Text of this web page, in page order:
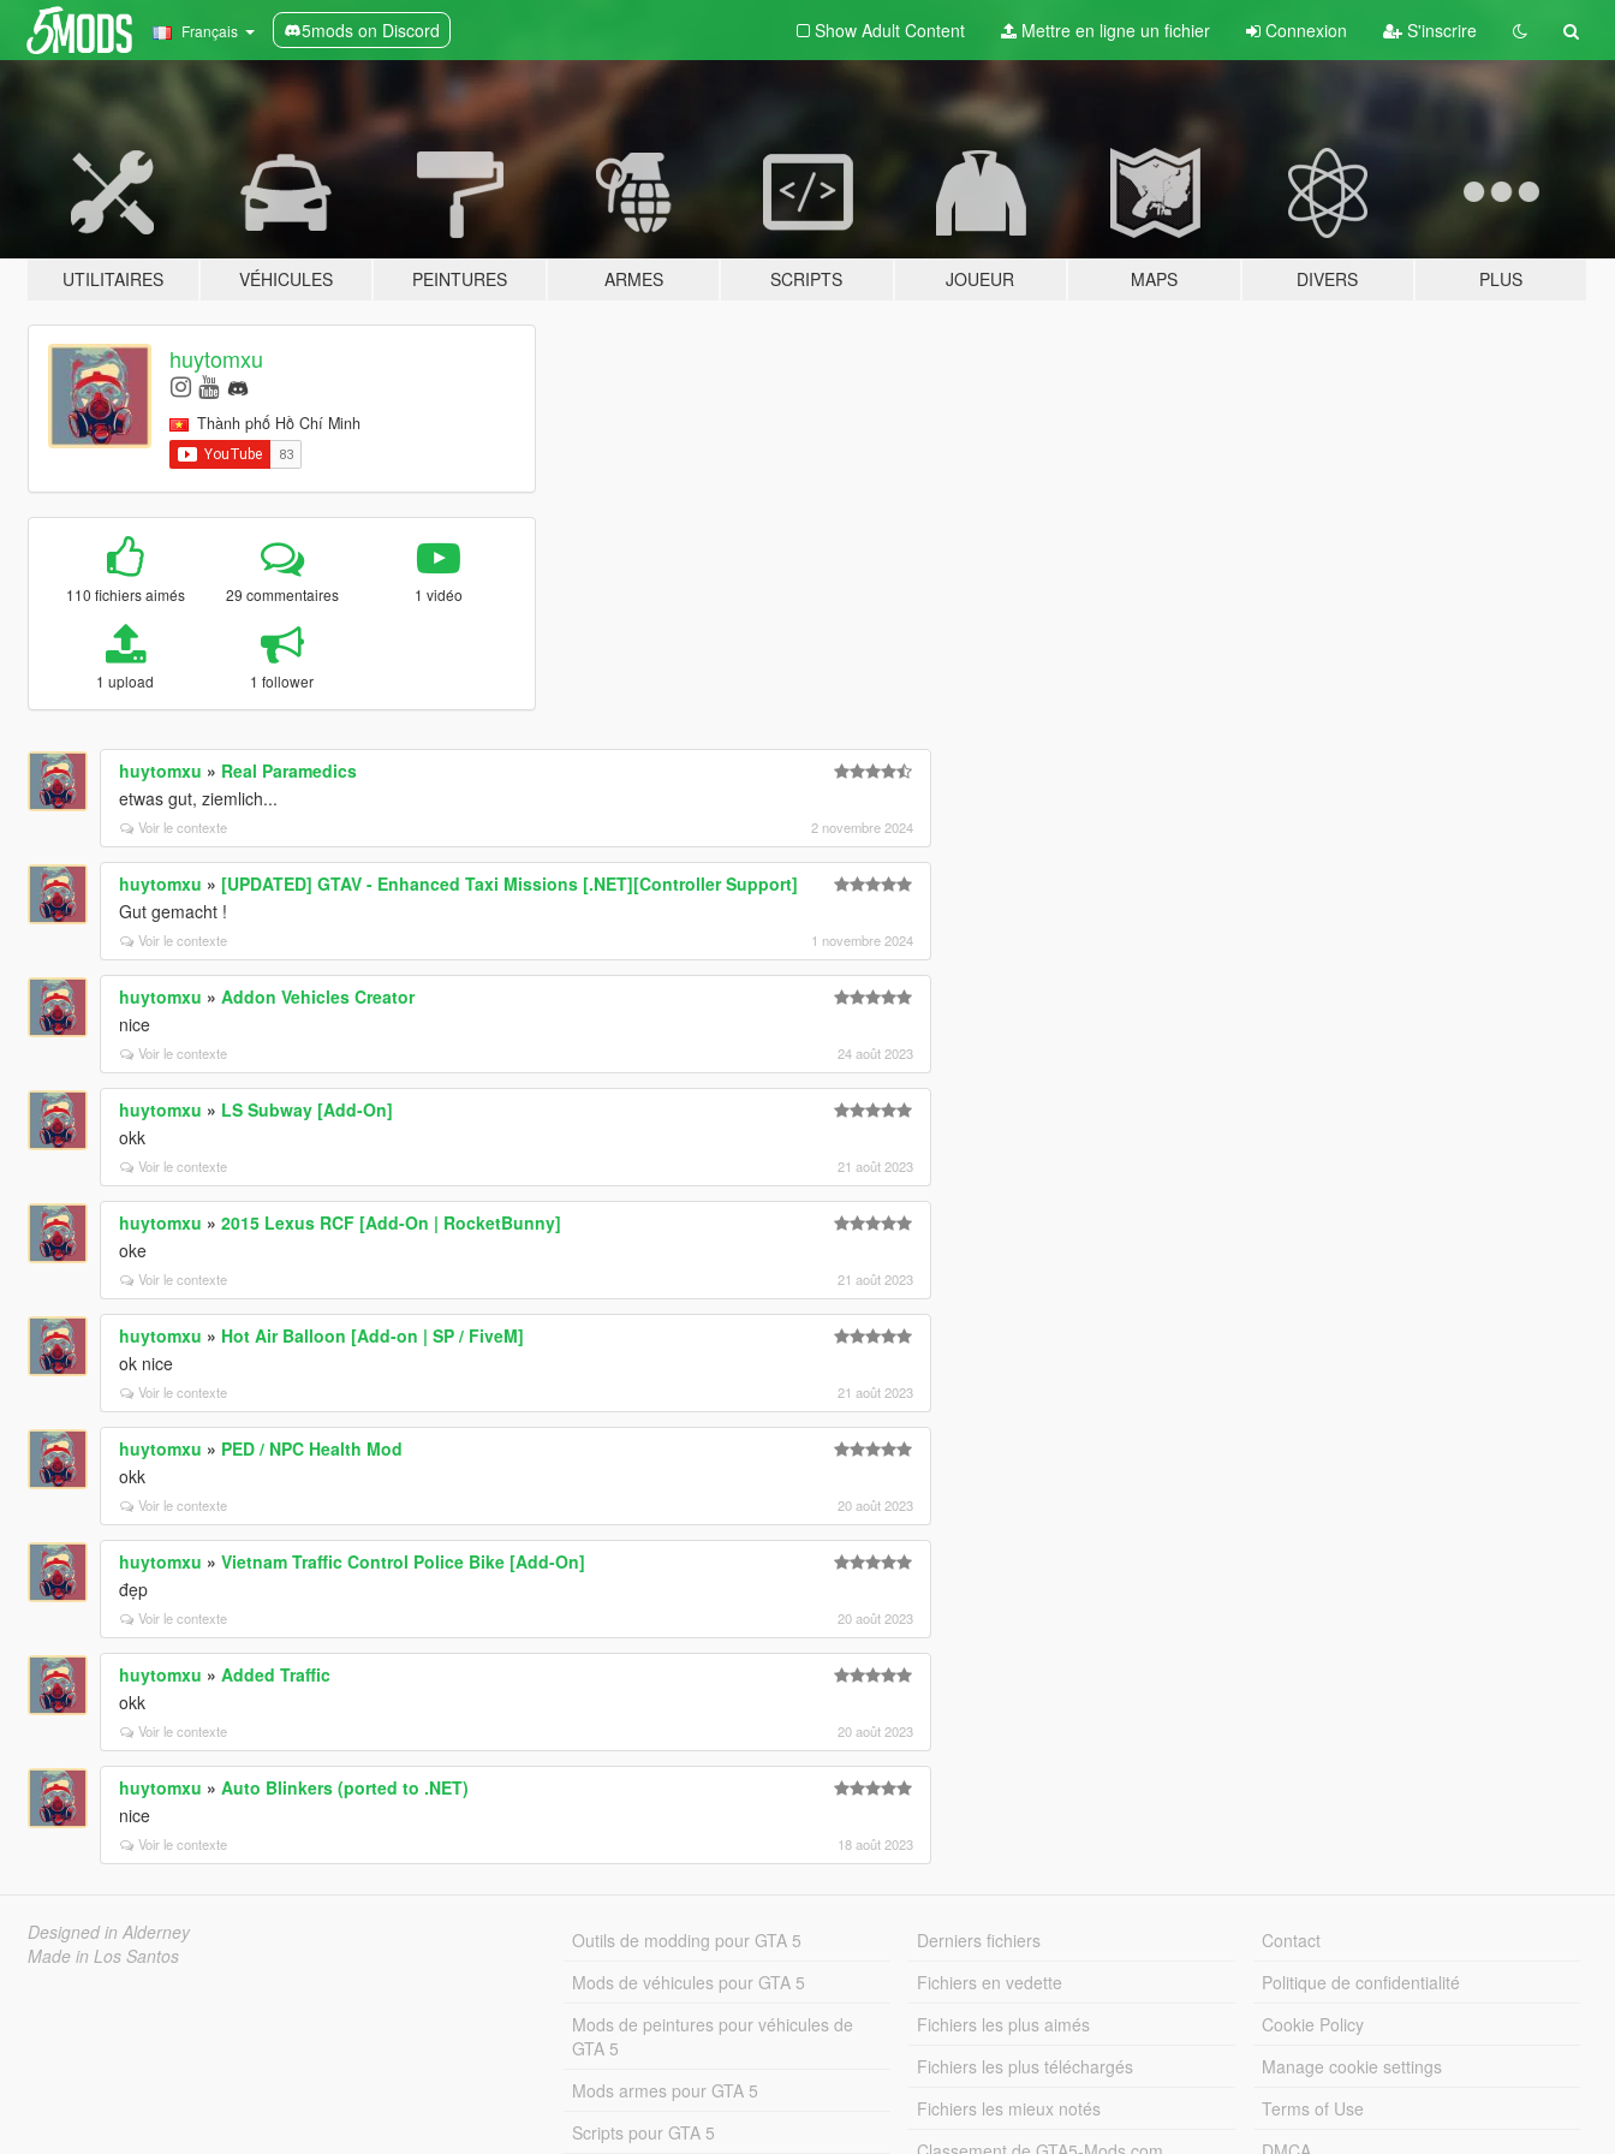
Français 5mods on Discord Show Adult Content Mettre en ligne un fichier Connexion S'inscrire
UTILITAIRES VÉHICULES PEINTURES ARMES SCRIPTS JOUEUR MAPS DIVERS PLUS
huytomxu
Thành phố Hồ Chí Minh
110 fichiers aimés 29 commentaires 1 vidéo
1 upload 1 follower
huytomxu » Real Paramedics
etwas gut, ziemlich...
Voir le contexte 2 novembre 2024
huytomxu » [UPDATED] GTAV - Enhanced Taxi Missions [.NET][Controller Support]
Gut gemacht !
Voir le contexte 1 novembre 2024
huytomxu » Addon Vehicles Creator
nice
Voir le contexte 24 août 2023
huytomxu » LS Subway [Add-On]
okk
Voir le contexte 21 août 2023
huytomxu » 2015 Lexus RCF [Add-On | RocketBunny]
oke
Voir le contexte 21 août 2023
huytomxu » Hot Air Balloon [Add-on | SP / FiveM]
ok nice
Voir le contexte 21 août 2023
huytomxu » PED / NPC Health Mod
okk
Voir le contexte 20 août 2023
huytomxu » Vietnam Traffic Control Police Bike [Add-On]
đẹp
Voir le contexte 20 août 2023
huytomxu » Added Traffic
okk
Voir le contexte 20 août 2023
huytomxu » Auto Blinkers (ported to .NET)
nice
Voir le contexte 18 août 2023
Designed in Alderney
Made in Los Santos
Outils de modding pour GTA 5
Mods de véhicules pour GTA 5
Mods de peintures pour véhicules de
GTA 5
Mods armes pour GTA 5
Scripts pour GTA 5
Derniers fichiers
Fichiers en vedette
Fichiers les plus aimés
Fichiers les plus téléchargés
Fichiers les mieux notés
Contact
Politique de confidentialité
Cookie Policy
Manage cookie settings
Terms of Use